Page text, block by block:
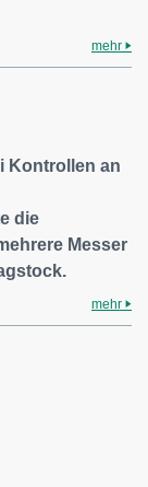
mehr
Kontrollen an
die
Messer
mehr